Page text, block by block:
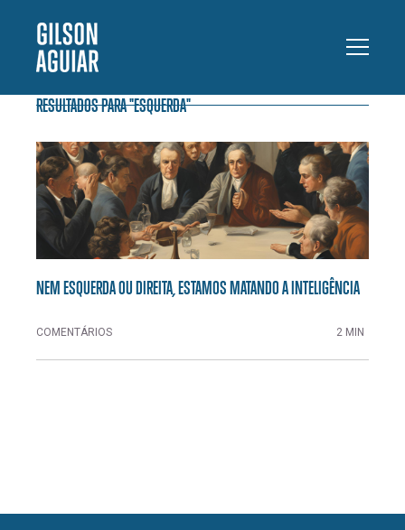
RESULTADOS PARA "ESQUERDA"
NEM ESQUERDA OU DIREITA, ESTAMOS MATANDO A INTELIGÊNCIA
COMENTÁRIOS 2 MIN